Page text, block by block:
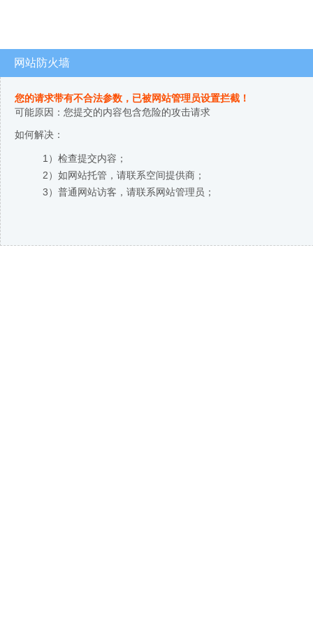
网站防火墙
您的请求带有不合法参数，已被网站管理员设置拦截！
可能原因：您提交的内容包含危险的攻击请求
如何解决：
1）检查提交内容；
2）如网站托管，请联系空间提供商；
3）普通网站访客，请联系网站管理员；